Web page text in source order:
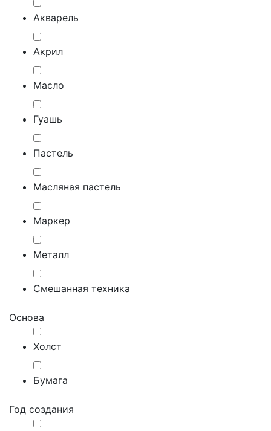
Акварель
Акрил
Масло
Гуашь
Пастель
Масляная пастель
Маркер
Металл
Смешанная техника
Основа
Холст
Бумага
Год создания